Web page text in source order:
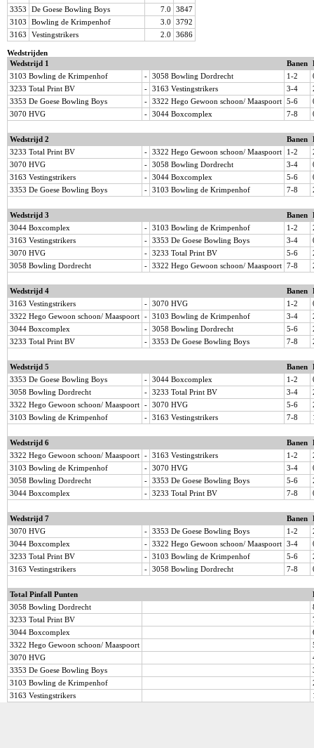
3353
De Goese Bowling Boys 7.0
3847
3103
Bowling de Krimpenhof 3.0
3792
3163
Vestingstrikers 2.0 3686
Wedstrijden
Wedstrijd 1
Banen
3103 Bowling de Krimpenhof
- 3058 Bowling Dordrecht 1-2
3233 Total Print BV
- 3163 Vestingstrikers 3-4
3353 De Goese Bowling Boys
- 3322 Hego Gewoon schoon/ Maaspoort 5-6
3070 HVG
- 3044 Boxcomplex 7-8
Wedstrijd 2 Banen
3233 Total Print BV
- 3322 Hego Gewoon schoon/ Maaspoort 1-2
3070 HVG
- 3058 Bowling Dordrecht 3-4
3163 Vestingstrikers
- 3044 Boxcomplex 5-6
3353 De Goese Bowling Boys
- 3103 Bowling de Krimpenhof 7-8
Wedstrijd 3 Banen
3044 Boxcomplex
- 3103 Bowling de Krimpenhof 1-2
3163 Vestingstrikers
- 3353 De Goese Bowling Boys 3-4
3070 HVG
- 3233 Total Print BV 5-6
3058 Bowling Dordrecht
- 3322 Hego Gewoon schoon/ Maaspoort 7-8
Wedstrijd 4 Banen
3163 Vestingstrikers
- 3070 HVG 1-2
3322 Hego Gewoon schoon/ Maaspoort
- 3103 Bowling de Krimpenhof 3-4
3044 Boxcomplex
- 3058 Bowling Dordrecht 5-6
3233 Total Print BV
- 3353 De Goese Bowling Boys 7-8
Wedstrijd 5 Banen
3353 De Goese Bowling Boys
- 3044 Boxcomplex 1-2
3058 Bowling Dordrecht
- 3233 Total Print BV 3-4
3322 Hego Gewoon schoon/ Maaspoort
- 3070 HVG 5-6
3103 Bowling de Krimpenhof
- 3163 Vestingstrikers 7-8
Wedstrijd 6 Banen
3322 Hego Gewoon schoon/ Maaspoort
- 3163 Vestingstrikers 1-2
3103 Bowling de Krimpenhof
- 3070 HVG 3-4
3058 Bowling Dordrecht
- 3353 De Goese Bowling Boys 5-6
3044 Boxcomplex
- 3233 Total Print BV 7-8
Wedstrijd 7 Banen
3070 HVG
- 3353 De Goese Bowling Boys 1-2
3044 Boxcomplex
- 3322 Hego Gewoon schoon/ Maaspoort 3-4
3233 Total Print BV
- 3103 Bowling de Krimpenhof 5-6
3163 Vestingstrikers
- 3058 Bowling Dordrecht 7-8
Total Pinfall Punten
3058 Bowling Dordrecht
3233 Total Print BV
3044 Boxcomplex
3322 Hego Gewoon schoon/ Maaspoort
3070 HVG
3353 De Goese Bowling Boys
3103 Bowling de Krimpenhof
3163 Vestingstrikers